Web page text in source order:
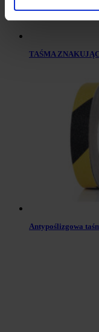
TAŚMA
Antypoślizgowa